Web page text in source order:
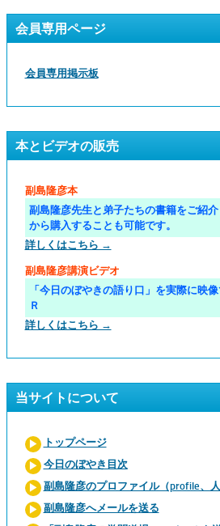
会員専用ページ
会員専用掲示板
本とビデオの販売
副島隆彦本
副島隆彦先生と弟子たちの書籍をご紹
から購入することも可能です。
詳しくはこちら →
副島隆彦講演ビデオ
「今日のぼやきの語り口」を実際に映
Ｒ
詳しくはこちら →
当サイトについて
トップページ
今日のぼやき目次
副島隆彦のプロファイル（profile、人
副島隆彦へメールを送る